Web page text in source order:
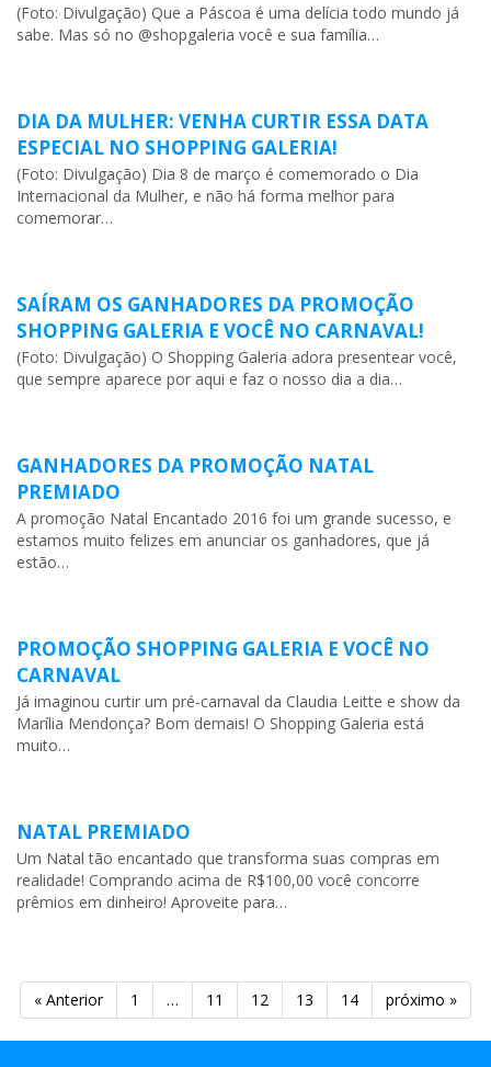
(Foto: Divulgação) Que a Páscoa é uma delícia todo mundo já
sabe. Mas só no @shopgaleria você e sua família…
DIA DA MULHER: VENHA CURTIR ESSA DATA
ESPECIAL NO SHOPPING GALERIA!
(Foto: Divulgação) Dia 8 de março é comemorado o Dia
Internacional da Mulher, e não há forma melhor para
comemorar…
SAÍRAM OS GANHADORES DA PROMOÇÃO
SHOPPING GALERIA E VOCÊ NO CARNAVAL!
(Foto: Divulgação) O Shopping Galeria adora presentear você,
que sempre aparece por aqui e faz o nosso dia a dia…
GANHADORES DA PROMOÇÃO NATAL
PREMIADO
A promoção Natal Encantado 2016 foi um grande sucesso, e
estamos muito felizes em anunciar os ganhadores, que já
estão…
PROMOÇÃO SHOPPING GALERIA E VOCÊ NO
CARNAVAL
Já imaginou curtir um pré-carnaval da Claudia Leitte e show da
Marília Mendonça? Bom demais! O Shopping Galeria está
muito…
NATAL PREMIADO
Um Natal tão encantado que transforma suas compras em
realidade! Comprando acima de R$100,00 você concorre
prêmios em dinheiro! Aproveite para…
« Anterior 1 … 11 12 13 14 próximo »